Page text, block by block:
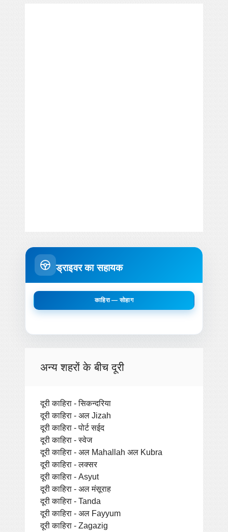
ड्राइवर का सहायक
काहिरा — सोहाग
अन्य शहरों के बीच दूरी
दूरी काहिरा - सिकन्दरिया
दूरी काहिरा - अल Jizah
दूरी काहिरा - पोर्ट सईद
दूरी काहिरा - स्वेज
दूरी काहिरा - अल Mahallah अल Kubra
दूरी काहिरा - लक्सर
दूरी काहिरा - Asyut
दूरी काहिरा - अल मंसूराह
दूरी काहिरा - Tanda
दूरी काहिरा - अल Fayyum
दूरी काहिरा - Zagazig